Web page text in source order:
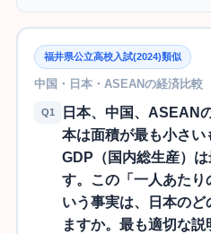
福井県公立高校入試(2024)類似
中国・日本・ASEANの経済比較
Q1
日本、中国、ASEAN
本は面積が最も小さ
GDP（国内総生産）
す。この「一人あたり
いう事実は、日本の
ますか。最も適切な説